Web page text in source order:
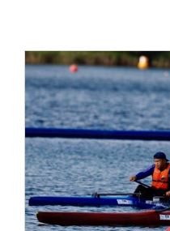
HIGINIO
ENTRAR